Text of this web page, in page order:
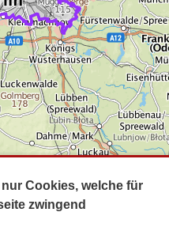
Cookies, welche für
zwingend